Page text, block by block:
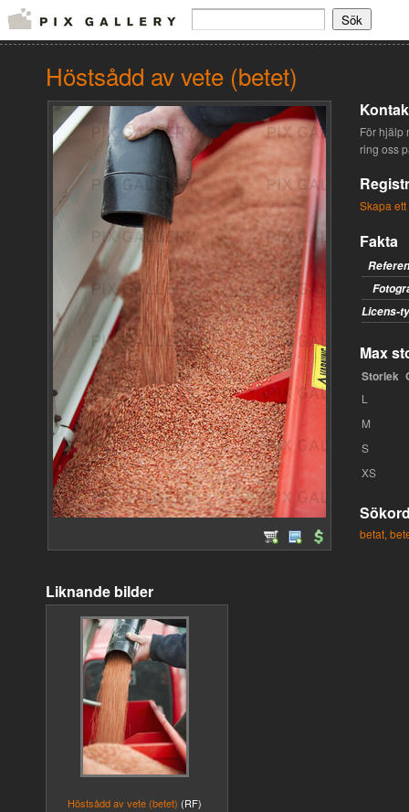
Höstsådd av vete (betet)
För hjälp
ring oss
Skapa
Fakta
Licens-
Max
Storlek
L
M
S
XS
betat,
Liknande bilder
Höstsådd av vete (betet) (RF)